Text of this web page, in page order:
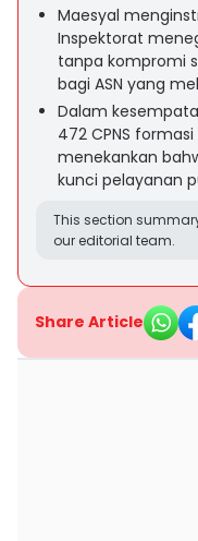
Maesyal
Inspektorat
tanpa kompromi
bagi ASN yang
Dalam
472 CPNS
menekankan
kunci pelayanan
This section
our editorial team.
Share Article